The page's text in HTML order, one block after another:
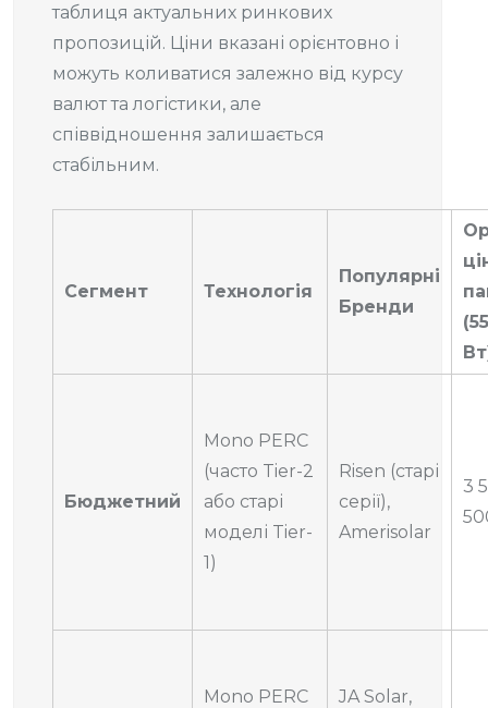
таблиця актуальних ринкових
пропозицій. Ціни вказані орієнтовно і
можуть коливатися залежно від курсу
валют та логістики, але
співвідношення залишається
стабільним.
Сегмент Технологія
Популярні
Бренди
Бюджетний
Mono PERC
(часто Tier-2
або старі
моделі Tier-
1)
Risen (старі
серії),
Amerisolar
3
Mono PERC JA Solar,